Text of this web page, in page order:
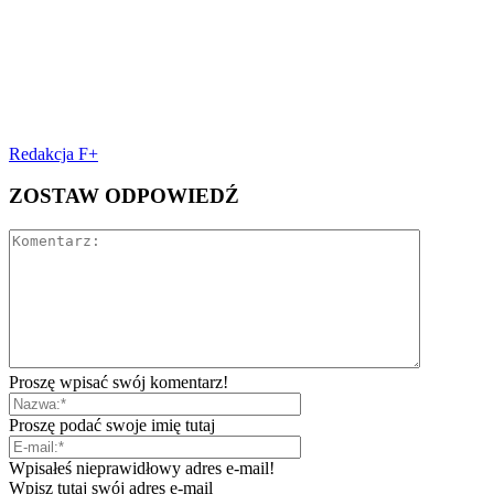
Redakcja F+
ZOSTAW ODPOWIEDŹ
Proszę wpisać swój komentarz!
Proszę podać swoje imię tutaj
Wpisałeś nieprawidłowy adres e-mail!
Wpisz tutaj swój adres e-mail